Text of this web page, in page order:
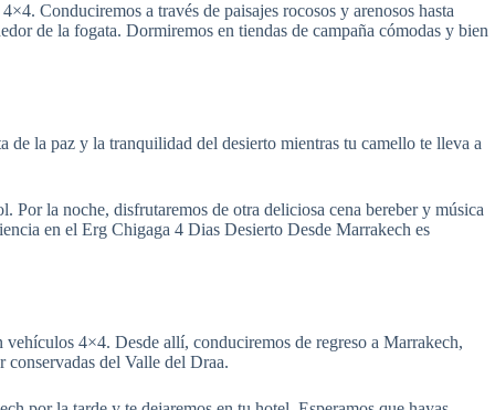
Conduciremos a través de paisajes rocosos y arenosos hasta
de la fogata. Dormiremos en tiendas de campaña cómodas y bien
de la paz y la tranquilidad del desierto mientras tu camello te lleva a
Por la noche, disfrutaremos de otra deliciosa cena bereber y música
en el Erg Chigaga 4 Dias Desierto Desde Marrakech es
4×4. Desde allí, conduciremos de regreso a Marrakech,
conservadas del Valle del Draa.